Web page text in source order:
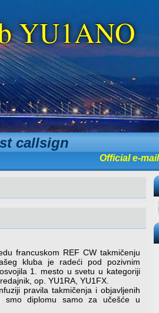
YU1ANO
callsign
Official e-
francuskom REF CW takmičenju
kluba je radeći pod pozivnim
1. mesto u svetu u kategoriji
op. YU1RA, YU1FX.
pravila takmičenja i objavljenih
smo diplomu samo za učešće u